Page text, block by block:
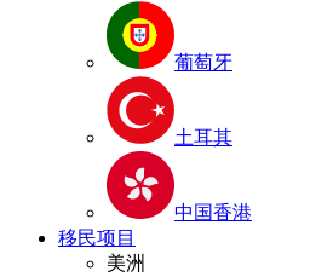
葡萄牙
土耳其
中国香港
移民项目
美洲